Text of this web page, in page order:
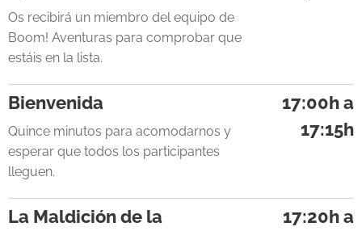
Os recibirá un miembro del equipo de
Boom! Aventuras para comprobar que
estáis en la lista.
Bienvenida
Quince minutos para acomodarnos y
esperar que todos los participantes
lleguen.
17:00h a
17:15h
La Maldición de la
17:20h a